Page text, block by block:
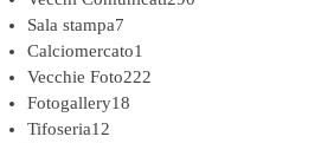
Sala stampa7
Calciomercato1
Vecchie Foto222
Fotogallery18
Tifoseria12